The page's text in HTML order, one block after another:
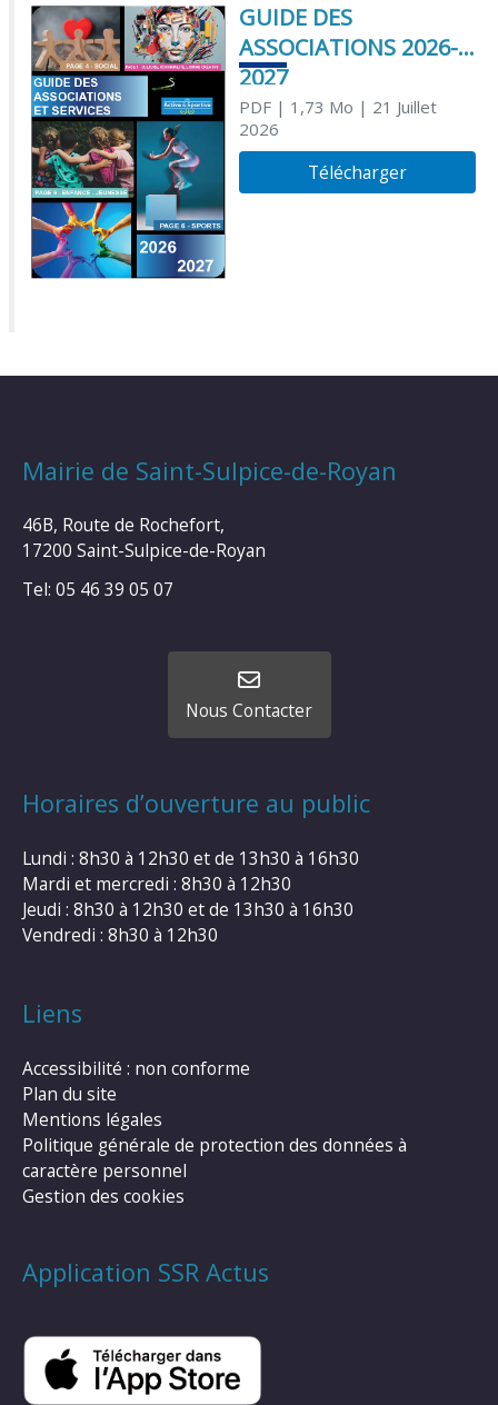
GUIDE DES
ASSOCIATIONS 2026-
2027
PDF| 1,73 Mo | 21 Juillet
2026
Télécharger
Mairie de Saint-Sulpice-de-Royan
46B, Route de Rochefort,
17200 Saint-Sulpice-de-Royan
Tel: 05 46 39 05 07
Nous Contacter
Horaires d’ouverture au public
Lundi : 8h30 à 12h30 et de 13h30 à 16h30
Mardi et mercredi : 8h30 à 12h30
Jeudi : 8h30 à 12h30 et de 13h30 à 16h30
Vendredi : 8h30 à 12h30
Liens
Accessibilité : non conforme
Plan du site
Mentions légales
Politique générale de protection des données à
caractère personnel
Gestion des cookies
Application SSR Actus